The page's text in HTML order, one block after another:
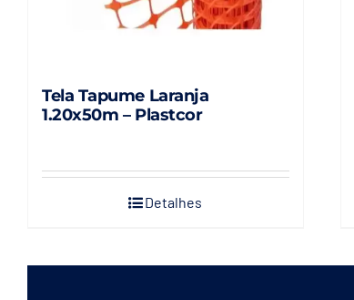
Tela Tapume Laranja
1.20x50m – Plastcor
Detalhes